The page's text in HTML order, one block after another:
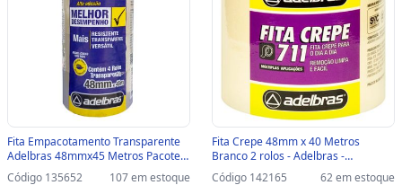
Fita Empacotamento Transparente
Adelbras 48mmx45 Metros Pacote
com 4 Unidades - 0811000019 -
0811000019
Código 135652 107 em estoque
Fita Crepe 48mm x 40 Metros
Branco 2 rolos - Adelbras -
1624000007 - 1624000007
Código 142165 62 em estoque